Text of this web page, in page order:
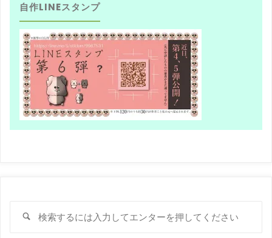
る？！"
自作LINEスタンプ
検